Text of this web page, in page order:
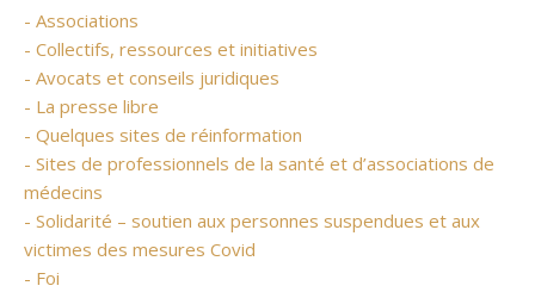
- Associations
- Collectifs, ressources et initiatives
- Avocats et conseils juridiques
- La presse libre
- Quelques sites de réinformation
- Sites de professionnels de la santé et d’associations de
médecins
- Solidarité – soutien aux personnes suspendues et aux
victimes des mesures Covid
- Foi